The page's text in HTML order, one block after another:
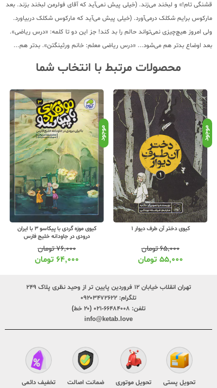
قشنگی تام!» و لبخند می‌زند. (خیلی پیش نمی‌آید که آقای فولرمن لبخند بزند. بعد
مارکوس برایم شکلک درمی‌آورد. (خیلی پیش می‌آید که مارکوس شکلک دربیاورد.
ولی امروز هیچ‌چیزی نمی‌تواند حالم را بد کند! جز این دو تا کلمه: «درس ریاضی».
بعد اوضاع بدتر هم می‌شود... «درس ریاضی معلم: خانم ورثینگتن». بدتر هم...
محصولات مرتبط با انتخاب شما
موجود
کیوی دختر آن طرف دیوار 1
۶۵,۰۰۰تومان
۵۵,۰۰۰ تومان
موجود
کیوی موزه گردی با پیکاسو 3 با ایران
درودی در جاودانه خلیج فارس
۷۶,۰۰۰تومان
۶۴,۰۰۰ تومان
تهران انقلاب خیابان ۱۲ فروردین پایین تر از وحید نظری پلاک ۲۴۹
تلگرام: ۰۹۲۰۳۴۷۲۶۲۲
تلفن: ۶۶۴۸۴۰۰۸-۰۲۱ (۲۰ خط)
info@ketab.love
تحویل پستی تحویل موتوری ضمانت اصالت تخفیف دائمی